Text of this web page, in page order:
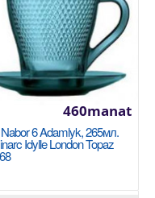
Korkmaz
Konus üweýji
6 Adamlyk, 265мл.
Idylle London Topaz
460manat